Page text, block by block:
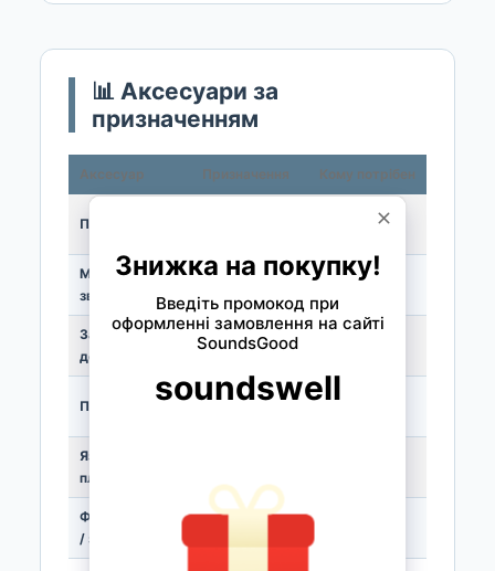
📊 Аксесуари за
призначенням
Аксесуар Призначення Кому потрібен
Плечові ремені
Мікрофон /
звукознімач
Підсилення
звуку
Сцена,
концерти
Засоби
догляду
Чищення
Пюпітр
Розташування
Навчання,
Язички та
планки
Фіксатор міха
/ задній ремінь
Фіксація й